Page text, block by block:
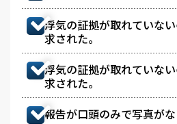
浮気の証拠が取れていな
求された。
浮気の証拠が取れていな
求された。
報告が口頭のみで写真がな